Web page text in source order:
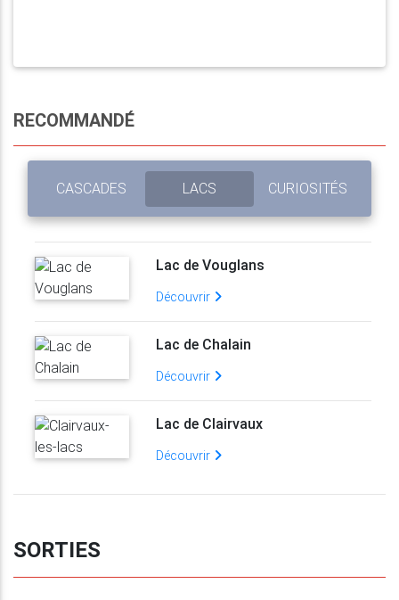
RECOMMANDÉ
CASCADES LACS CURIOSITÉS
Lac de Vouglans
Découvrir
Lac de Chalain
Découvrir
Lac de Clairvaux
Découvrir
SORTIES